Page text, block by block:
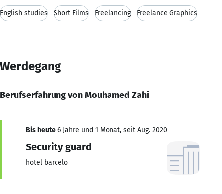
English studies Short Films Freelancing Freelance Graphics
Werdegang
Berufserfahrung von Mouhamed Zahi
Bis heute 6 Jahre und 1 Monat, seit Aug. 2020
Security guard
hotel barcelo